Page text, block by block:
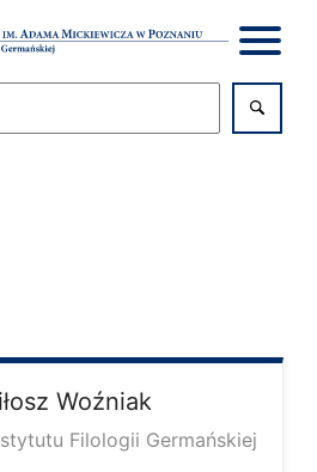
Woźniak
Filologii Germańskiej